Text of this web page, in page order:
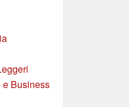
e Business